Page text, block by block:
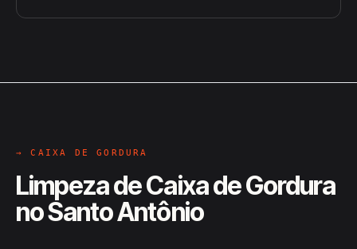
→ CAIXA DE GORDURA
Limpeza de Caixa de Gordura
no Santo Antônio